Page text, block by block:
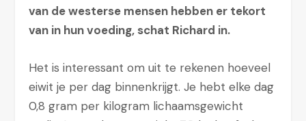
van de westerse mensen hebben er tekort
van in hun voeding, schat Richard in.
Het is interessant om uit te rekenen hoeveel
eiwit je per dag binnenkrijgt. Je hebt elke dag
0,8 gram per kilogram lichaamsgewicht